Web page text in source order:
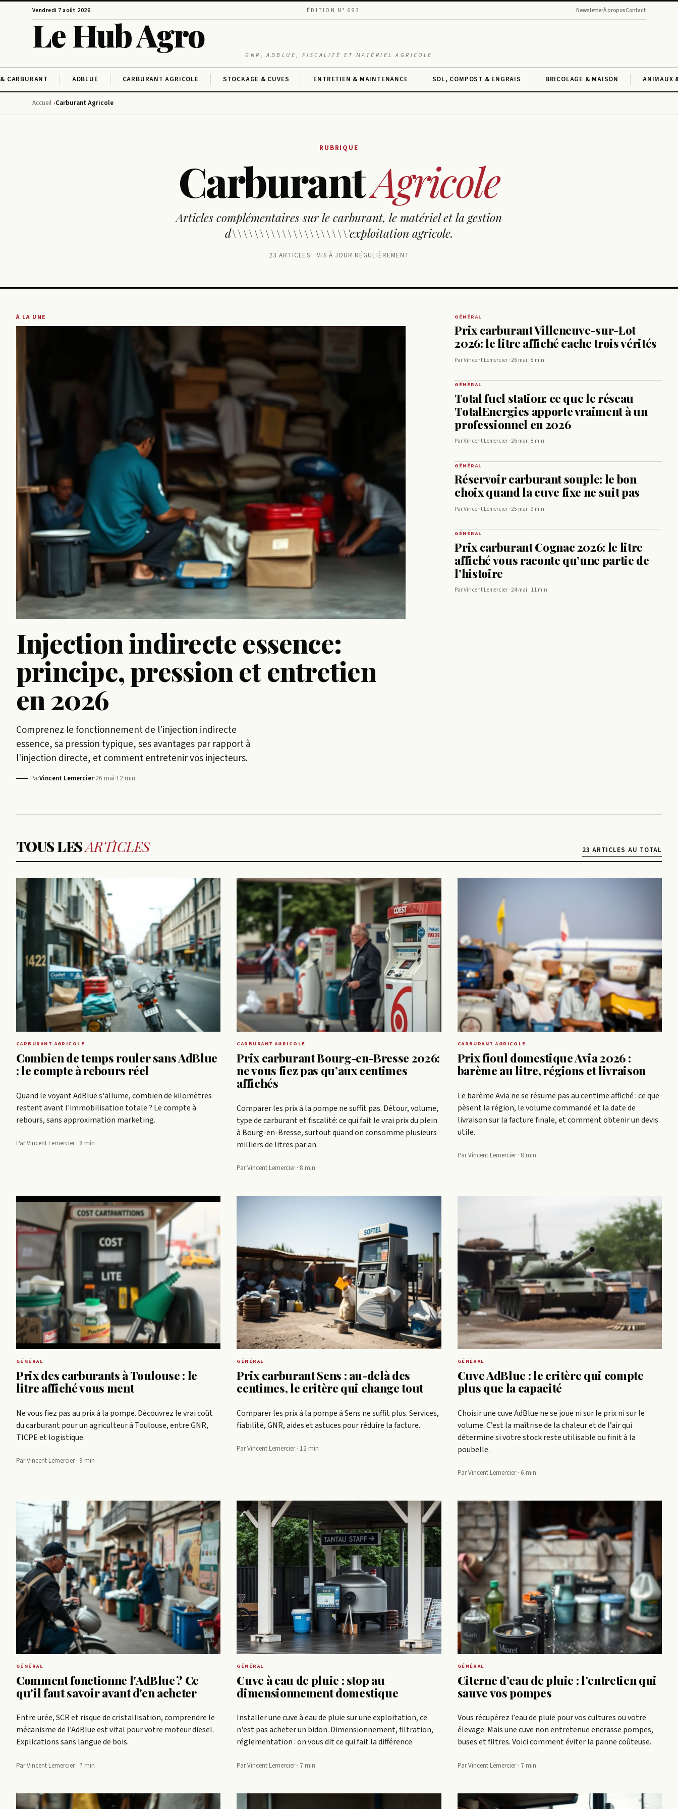
Vendredi 7 août 2026 ÉDITION N° 693 NewsletterÀ proposContact
Le Hub Agro
GNR, ADBLUE, FISCALITÉ ET MATÉRIEL AGRICOLE
CARBURANT ADBLUE CARBURANT AGRICOLE STOCKAGE & CUVES ENTRETIEN & MAINTENANCE SOL, COMPOST & ENGRAIS BRICOLAGE & MAISON ANIMAUX
Accueil Carburant Agricole
RUBRIQUE
CarburantAgricole
Articles complémentaires sur le carburant, le matériel et la gestion
d\\\\\\\\\\\\\\\\\\\\\'exploitation agricole.
23 ARTICLES · MIS À JOUR RÉGULIÈREMENT
À LA UNE
Injection indirecte essence:
principe, pression et entretien
en 2026
Comprenez le fonctionnement de l'injection indirecte
essence, sa pression typique, ses avantages par rapport à
l'injection directe, et comment entretenir vos injecteurs.
ParVincent Lemercier·26 mai·12 min
GÉNÉRAL
Prix carburant Villeneuve-sur-Lot
2026: le litre affiché cache trois vérités
Par Vincent Lemercier · 26 mai · 8 min
GÉNÉRAL
Total fuel station: ce que le réseau
TotalEnergies apporte vraiment à un
professionnel en 2026
Par Vincent Lemercier · 26 mai · 8 min
GÉNÉRAL
Réservoir carburant souple: le bon
choix quand la cuve fixe ne suit pas
Par Vincent Lemercier · 25 mai · 9 min
GÉNÉRAL
Prix carburant Cognac 2026: le litre
affiché vous raconte qu’une partie de
l’histoire
Par Vincent Lemercier · 24 mai · 11 min
TOUS LESARTICLES 23 ARTICLES AU TOTAL
CARBURANT AGRICOLE
Combien de temps rouler sans AdBlue
: le compte à rebours réel
Quand le voyant AdBlue s'allume, combien de kilomètres
restent avant l'immobilisation totale ? Le compte à
rebours, sans approximation marketing.
Par Vincent Lemercier · 8 min
CARBURANT AGRICOLE
Prix carburant Bourg-en-Bresse 2026:
ne vous fiez pas qu’aux centimes
affichés
Comparer les prix à la pompe ne suffit pas. Détour, volume,
type de carburant et fiscalité: ce qui fait le vrai prix du plein
à Bourg-en-Bresse, surtout quand on consomme plusieurs
milliers de litres par an.
Par Vincent Lemercier · 8 min
CARBURANT AGRICOLE
Prix fioul domestique Avia 2026 :
barème au litre, régions et livraison
Le barème Avia ne se résume pas au centime affiché : ce que
pèsent la région, le volume commandé et la date de
livraison sur la facture finale, et comment obtenir un devis
utile.
Par Vincent Lemercier · 8 min
GÉNÉRAL
Prix des carburants à Toulouse : le
litre affiché vous ment
Ne vous fiez pas au prix à la pompe. Découvrez le vrai coût
du carburant pour un agriculteur à Toulouse, entre GNR,
TICPE et logistique.
Par Vincent Lemercier · 9 min
GÉNÉRAL
Prix carburant Sens : au-delà des
centimes, le critère qui change tout
Comparer les prix à la pompe à Sens ne suffit plus. Services,
fiabilité, GNR, aides et astuces pour réduire la facture.
Par Vincent Lemercier · 12 min
GÉNÉRAL
Cuve AdBlue : le critère qui compte
plus que la capacité
Choisir une cuve AdBlue ne se joue ni sur le prix ni sur le
volume. C’est la maîtrise de la chaleur et de l’air qui
détermine si votre stock reste utilisable ou finit à la
poubelle.
Par Vincent Lemercier · 6 min
GÉNÉRAL
Comment fonctionne l'AdBlue ? Ce
qu'il faut savoir avant d'en acheter
Entre urée, SCR et risque de cristallisation, comprendre le
mécanisme de l'AdBlue est vital pour votre moteur diesel.
Explications sans langue de bois.
Par Vincent Lemercier · 7 min
GÉNÉRAL
Cuve à eau de pluie : stop au
dimensionnement domestique
Installer une cuve à eau de pluie sur une exploitation, ce
n'est pas acheter un bidon. Dimensionnement, filtration,
réglementation : on vous dit ce qui fait la différence.
Par Vincent Lemercier · 7 min
GÉNÉRAL
Citerne d’eau de pluie : l’entretien qui
sauve vos pompes
Vous récupérez l’eau de pluie pour vos cultures ou votre
élevage. Mais une cuve non entretenue encrasse pompes,
buses et filtres. Voici comment éviter la panne coûteuse.
Par Vincent Lemercier · 7 min